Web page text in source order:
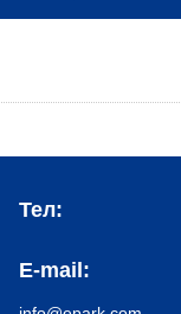
Тел:
E-mail: